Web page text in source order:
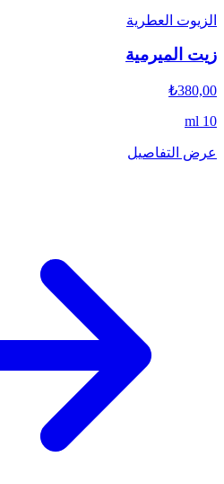
الزيوت العطرية
زيت الميرمية
₺380,00
10 ml
عرض التفاصيل